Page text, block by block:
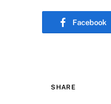
Facebook
SHARE